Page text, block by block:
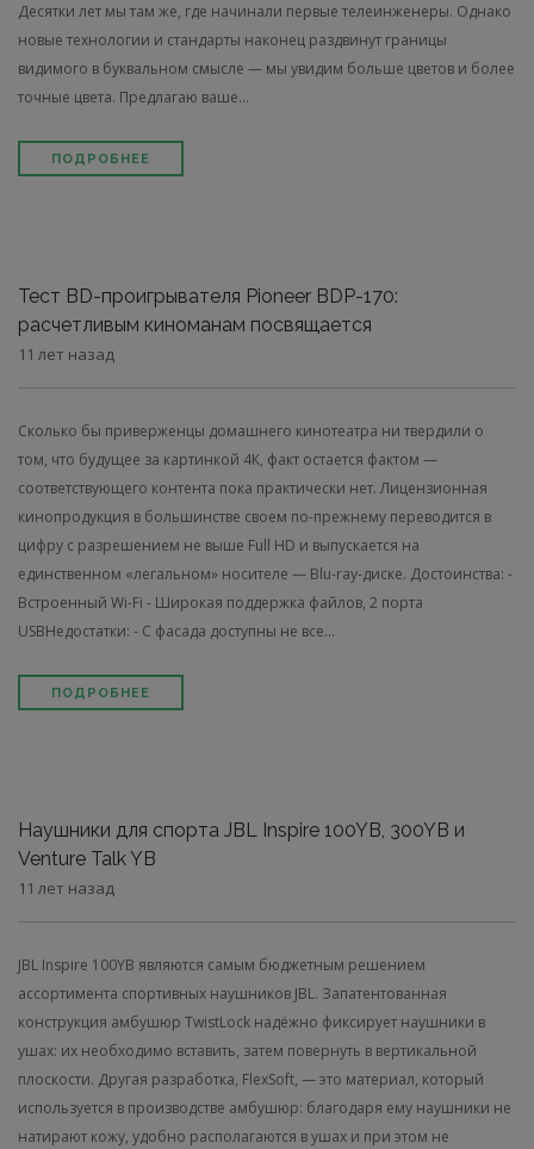
Десятки лет мы там же, где начинали первые телеинженеры. Однако
новые технологии и стандарты наконец раздвинут границы
видимого в буквальном смысле — мы увидим больше цветов и более
точные цвета. Предлагаю ваше...
ПОДРОБНЕЕ
Тест BD-проигрывателя Pioneer BDP-170:
расчетливым киноманам посвящается
11 лет назад
Сколько бы приверженцы домашнего кинотеатра ни твердили о
том, что будущее за картинкой 4К, факт остается фактом —
соответствующего контента пока практически нет. Лицензионная
кинопродукция в большинстве своем по-прежнему переводится в
цифру с разрешением не выше Full HD и выпускается на
единственном «легальном» носителе — Blu-ray-диске. Достоинства: -
Встроенный Wi-Fi - Широкая поддержка файлов, 2 порта
USBНедостатки: - C фасада доступны не все...
ПОДРОБНЕЕ
Наушники для спорта JBL Inspire 100YB, 300YB и
Venture Talk YB
11 лет назад
JBL Inspire 100YB являются самым бюджетным решением
ассортимента спортивных наушников JBL. Запатентованная
конструкция амбушюр TwistLock надёжно фиксирует наушники в
ушах: их необходимо вставить, затем повернуть в вертикальной
плоскости. Другая разработка, FlexSoft, — это материал, который
используется в производстве амбушюр: благодаря ему наушники не
натирают кожу, удобно располагаются в ушах и при этом не